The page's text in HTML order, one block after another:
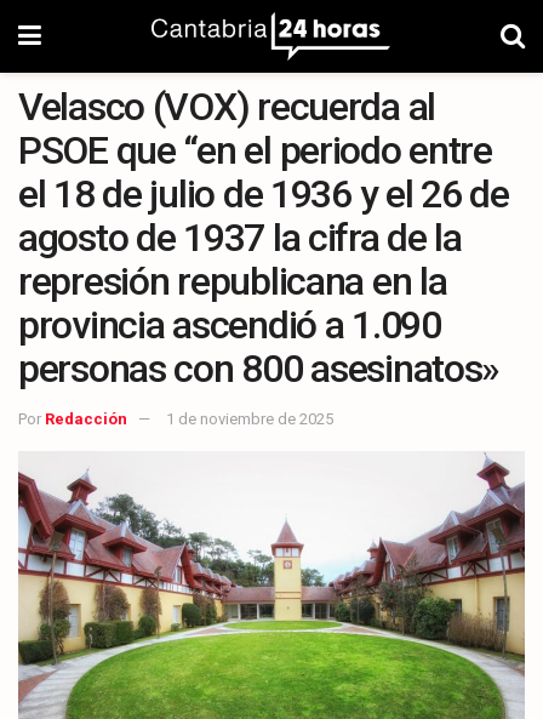
Velasco (VOX) recuerda al
PSOE que “en el periodo entre
el 18 de julio de 1936 y el 26 de
agosto de 1937 la cifra de la
represión republicana en la
provincia ascendió a 1.090
personas con 800 asesinatos»
Por Redacción 1 de noviembre de 2025